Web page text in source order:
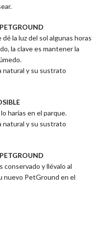
la luz del sol algunas horas
la clave es mantener la
natural y su sustrato
harías en el parque.
natural y su sustrato
conservado y llévalo al
nuevo PetGround en el